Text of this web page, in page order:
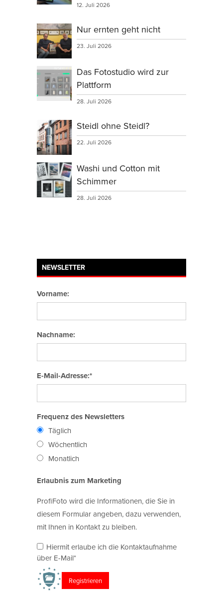
12. Juli 2026
Nur ernten geht nicht
23. Juli 2026
Das Fotostudio wird zur
Plattform
28. Juli 2026
Steidl ohne Steidl?
22. Juli 2026
Washi und Cotton mit
Schimmer
28. Juli 2026
NEWSLETTER
Vorname:
Nachname:
E-Mail-Adresse:*
Frequenz des Newsletters
Täglich
Wöchentlich
Monatlich
Erlaubnis zum Marketing
ProfiFoto wird die Informationen, die Sie in
diesem Formular angeben, dazu verwenden,
mit Ihnen in Kontakt zu bleiben.
Hiermit erlaube ich die Kontaktaufnahme
über E-Mail*